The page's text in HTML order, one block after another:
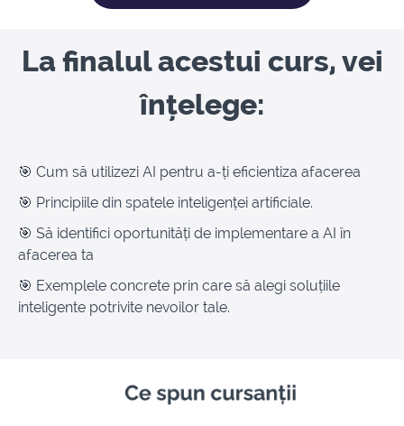
La finalul acestui curs, vei
înțelege:
🎯 Cum să utilizezi AI pentru a-ți eficientiza afacerea
🎯 Principiile din spatele inteligenței artificiale.
🎯 Să identifici oportunități de implementare a AI în
afacerea ta
🎯 Exemplele concrete prin care să alegi soluțiile
inteligente potrivite nevoilor tale.